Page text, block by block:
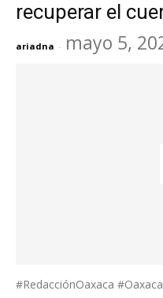
recuperar el
ariadna - mayo 5,
#RedacciónOaxaca